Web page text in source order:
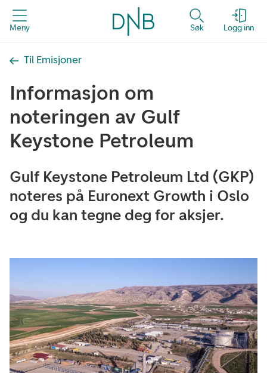
Meny Søk Logg inn
Til Emisjoner
Informasjon om
noteringen av Gulf
Keystone Petroleum
Gulf Keystone Petroleum Ltd (GKP)
noteres på Euronext Growth i Oslo
og du kan tegne deg for aksjer.